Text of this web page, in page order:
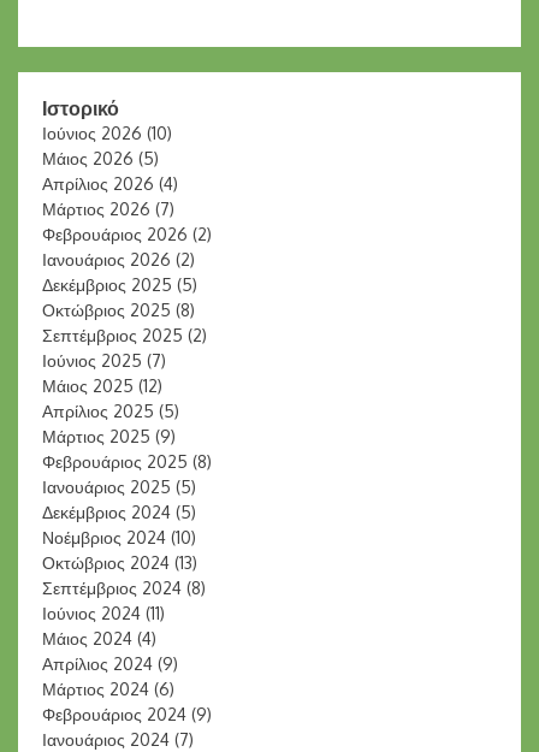
Ιστορικό
Ιούνιος 2026 (10)
Μάιος 2026 (5)
Απρίλιος 2026 (4)
Μάρτιος 2026 (7)
Φεβρουάριος 2026 (2)
Ιανουάριος 2026 (2)
Δεκέμβριος 2025 (5)
Οκτώβριος 2025 (8)
Σεπτέμβριος 2025 (2)
Ιούνιος 2025 (7)
Μάιος 2025 (12)
Απρίλιος 2025 (5)
Μάρτιος 2025 (9)
Φεβρουάριος 2025 (8)
Ιανουάριος 2025 (5)
Δεκέμβριος 2024 (5)
Νοέμβριος 2024 (10)
Οκτώβριος 2024 (13)
Σεπτέμβριος 2024 (8)
Ιούνιος 2024 (11)
Μάιος 2024 (4)
Απρίλιος 2024 (9)
Μάρτιος 2024 (6)
Φεβρουάριος 2024 (9)
Ιανουάριος 2024 (7)